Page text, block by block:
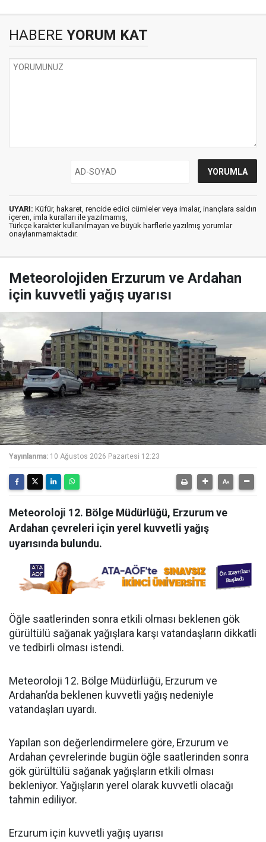
HABERE YORUM KAT
UYARI: Küfür, hakaret, rencide edici cümleler veya imalar, inançlara saldırı
içeren, imla kuralları ile yazılmamış,
Türkçe karakter kullanılmayan ve büyük harflerle yazılmış yorumlar
onaylanmamaktadır.
Meteorolojiden Erzurum ve Ardahan
için kuvvetli yağış uyarısı
Yayınlanma: 10 Ağustos 2026 Pazartesi 12:23
Meteoroloji 12. Bölge Müdürlüğü, Erzurum ve
Ardahan çevreleri için yerel kuvvetli yağış
uyarısında bulundu.
Öğle saatlerinden sonra etkili olması beklenen gök
gürültülü sağanak yağışlara karşı vatandaşların dikkatli
ve tedbirli olması istendi.
Meteoroloji 12. Bölge Müdürlüğü, Erzurum ve
Ardahan’da beklenen kuvvetli yağış nedeniyle
vatandaşları uyardı.
Yapılan son değerlendirmelere göre, Erzurum ve
Ardahan çevrelerinde bugün öğle saatlerinden sonra
gök gürültülü sağanak yağışların etkili olması
bekleniyor. Yağışların yerel olarak kuvvetli olacağı
tahmin ediliyor.
Erzurum için kuvvetli yağış uyarısı